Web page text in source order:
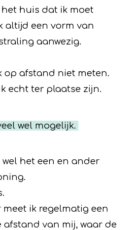
huis dat ik moet
altijd een vorm van
aanwezig.
op afstand niet meten.
echt ter plaatse zijn.
wel mogelijk.
het een en ander
ik regelmatig een
afstand van mij, waar de